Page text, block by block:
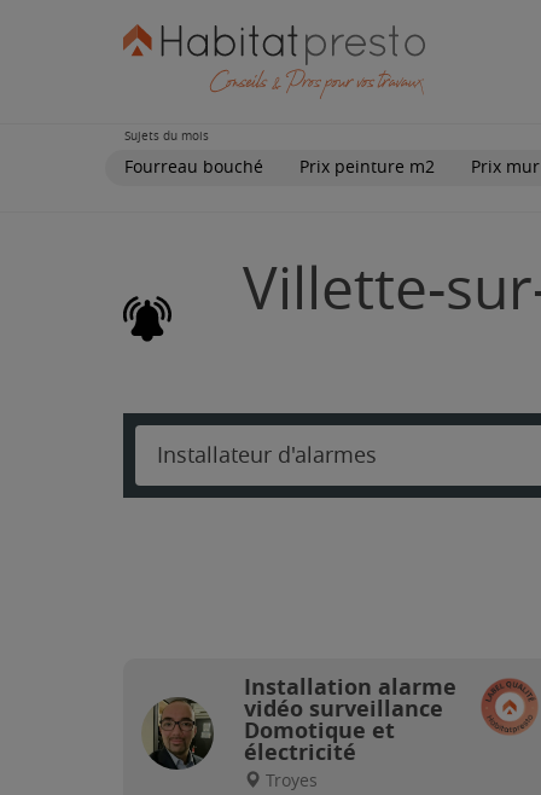
Sujets du mois
Fourreau bouché Prix peinture m2 Prix
Villette-
Installateur d'alarmes
Installation alarme
vidéo surveillance
Domotique et
électricité
Troyes